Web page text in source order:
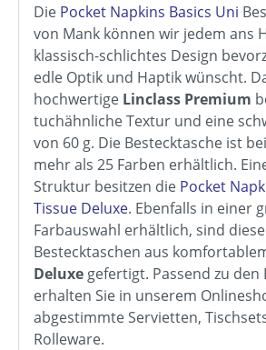
Die Pocket Napkins Basics Uni
von Mank können wir jedem ans
klassisch-schlichtes Design
edle Optik und Haptik wünscht.
hochwertige Linclass Premium
tuchähnliche Textur und eine
von 60 g. Die Bestecktasche ist
mehr als 25 Farben erhältlich.
Struktur besitzen die Pocket
Tissue Deluxe. Ebenfalls in einer
Farbauswahl erhältlich, sind diese
Bestecktaschen aus
Deluxe gefertigt. Passend zu den
erhalten Sie in unserem
abgestimmte Servietten,
Rolleware.